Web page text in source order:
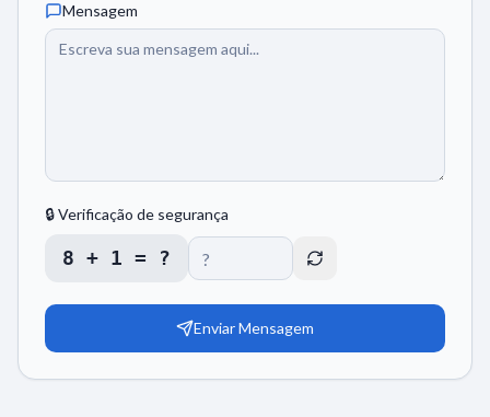
Mensagem
🔒 Verificação de segurança
8 + 1 = ?
Enviar Mensagem